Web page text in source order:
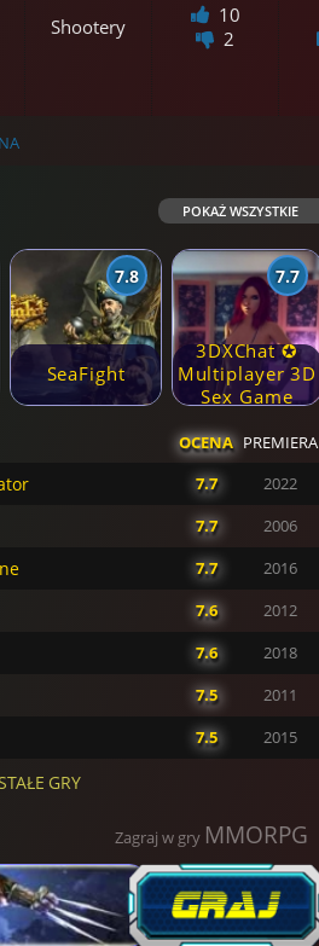
Shootery
10
2
POKAŻ WSZYSTKIE
7.8
SeaFight
7.7
3DXChat ✪
Multiplayer 3D
Sex Game
OCENA PREMIERA
7.7 2022
7.7 2006
7.7 2016
7.6 2012
7.6 2018
7.5 2011
7.5 2015
GRY
Zagraj w gry MMORPG